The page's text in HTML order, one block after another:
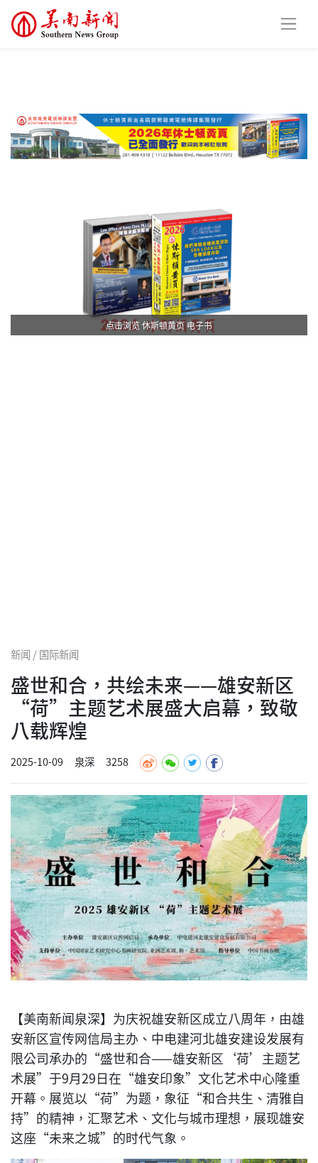
点击浏览 休斯顿黄页 电子书
新闻 / 国际新闻
盛世和合，共绘未来——雄安新区
“荷”主题艺术展盛大启幕，致敬
八载辉煌
2025-10-09 泉深 3258
【美南新闻泉深】为庆祝雄安新区成立八周年，由雄
安新区宣传网信局主办、中电建河北雄安建设发展有
限公司承办的“盛世和合——雄安新区‘荷’主题艺
术展”于9月29日在“雄安印象”文化艺术中心隆重
开幕。展览以“荷”为题，象征“和合共生、清雅自
持”的精神，汇聚艺术、文化与城市理想，展现雄安
这座“未来之城”的时代气象。